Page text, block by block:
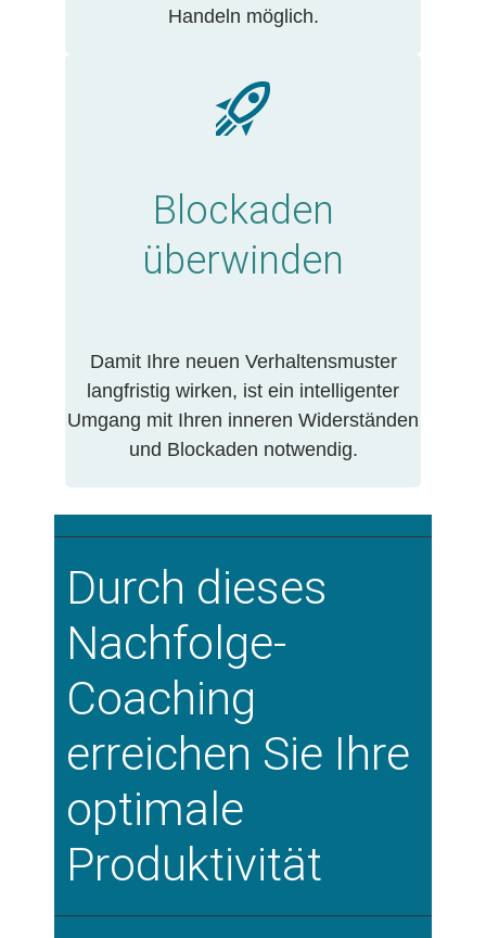
Handeln möglich.
Blockaden
überwinden
Damit Ihre neuen Verhaltensmuster
langfristig wirken, ist ein intelligenter
Umgang mit Ihren inneren Widerständen
und Blockaden notwendig.
Durch dieses
Nachfolge-
Coaching
erreichen Sie Ihre
optimale
Produktivität